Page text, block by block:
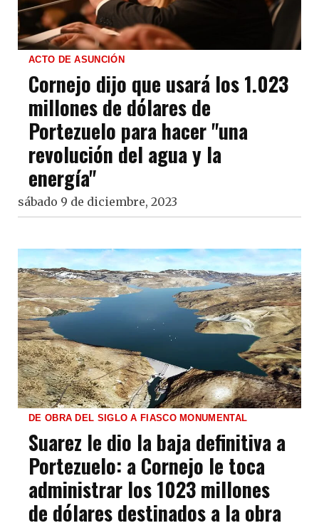
ACTO DE ASUNCIÓN
Cornejo dijo que usará los 1.023
millones de dólares de
Portezuelo para hacer "una
revolución del agua y la
energía"
sábado 9 de diciembre, 2023
DE OBRA DEL SIGLO A FIASCO MONUMENTAL
Suarez le dio la baja definitiva a
Portezuelo: a Cornejo le toca
administrar los 1023 millones
de dólares destinados a la obra